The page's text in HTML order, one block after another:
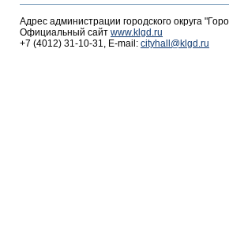
Адрес администрации городского округа
Официальный сайт www.klgd.ru
+7 (4012) 31-10-31, E-mail: cityhall@klgd.ru